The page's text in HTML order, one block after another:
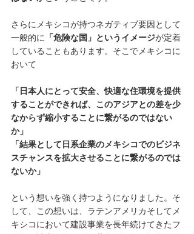
さらにメキシコが持つネガティブ要因として
一般的に 「危険な国」というイメージが定着
していることもあります。そこでメキシコに
おいて
「日本人にとって安全、快適な住環境を提供
することができれば、このアジアとの差を少
なからず縮小することに繋がるのではない
か」
「結果として日系企業のメキシコでのビジネ
スチャンスを拡大させることに繋がるのでは
ないか」
という想いを強く持つようになりました。そ
して、この想いは、ラテンアメリカそしてメ
キシコにおいて建設事業を長年続けてきたフ